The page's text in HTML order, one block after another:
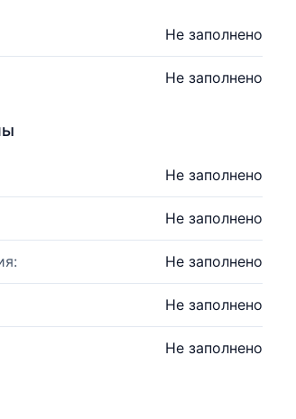
Не заполнено
Не заполнено
Не заполнено
Не заполнено
Не заполнено
Не заполнено
Не заполнено